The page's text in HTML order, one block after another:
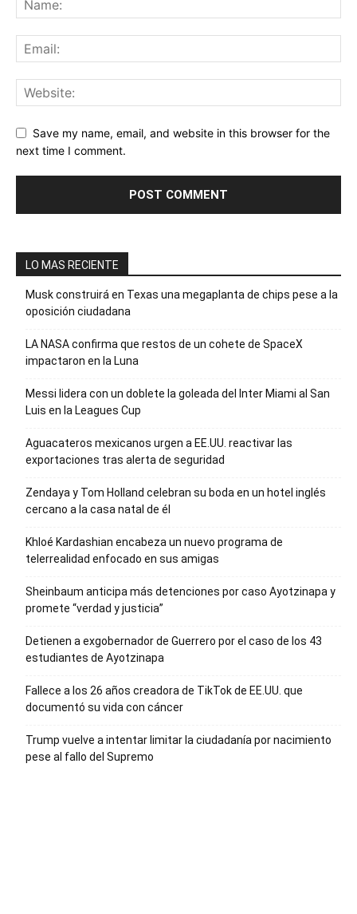
Save my name, email, and website in this browser for the
next time I comment.
LO MAS RECIENTE
Musk construirá en Texas una megaplanta de chips pese a la
oposición ciudadana
LA NASA confirma que restos de un cohete de SpaceX
impactaron en la Luna
Messi lidera con un doblete la goleada del Inter Miami al San
Luis en la Leagues Cup
Aguacateros mexicanos urgen a EE.UU. reactivar las
exportaciones tras alerta de seguridad
Zendaya y Tom Holland celebran su boda en un hotel inglés
cercano a la casa natal de él
Khloé Kardashian encabeza un nuevo programa de
telerrealidad enfocado en sus amigas
Sheinbaum anticipa más detenciones por caso Ayotzinapa y
promete “verdad y justicia”
Detienen a exgobernador de Guerrero por el caso de los 43
estudiantes de Ayotzinapa
Fallece a los 26 años creadora de TikTok de EE.UU. que
documentó su vida con cáncer
Trump vuelve a intentar limitar la ciudadanía por nacimiento
pese al fallo del Supremo